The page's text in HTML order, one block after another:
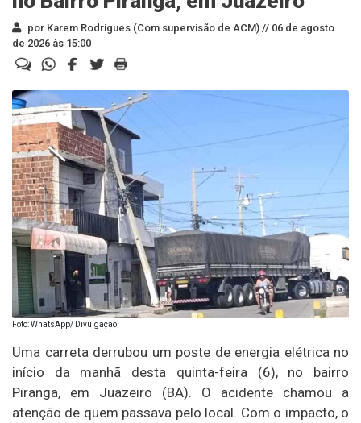
por Karem Rodrigues (Com supervisão de ACM) // 06 de agosto
de 2026 às 15:00
Foto: WhatsApp/ Divulgação
Uma carreta derrubou um poste de energia elétrica no
início da manhã desta quinta-feira (6), no bairro
Piranga, em Juazeiro (BA). O acidente chamou a
atenção de quem passava pelo local. Com o impacto, o